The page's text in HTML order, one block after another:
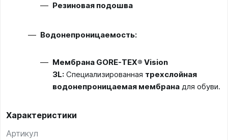
Резиновая подошва
Водонепроницаемость:
Мембрана GORE-TEX® Vision
3L: Специализированная трехслойная
водонепроницаемая мембрана для обуви.
Характеристики
Артикул